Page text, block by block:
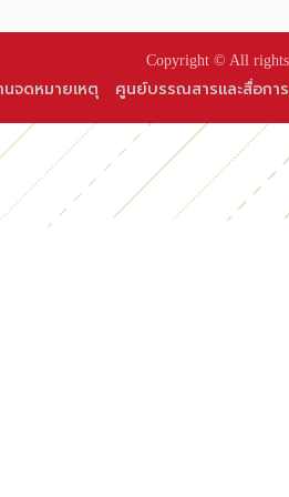
Copyright © All rights
นจดหมายเหตุ ศูนย์บรรณสารและสื่อกา